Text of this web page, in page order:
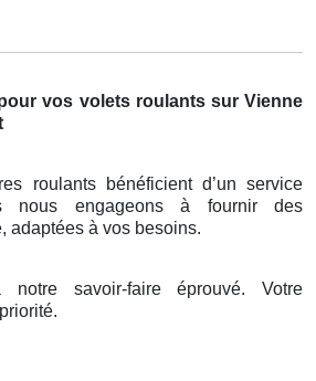
vos volets roulants sur Vienne
roulants bénéficient d’un service
nous engageons à fournir des
adaptées à vos besoins.
notre savoir-faire éprouvé. Votre